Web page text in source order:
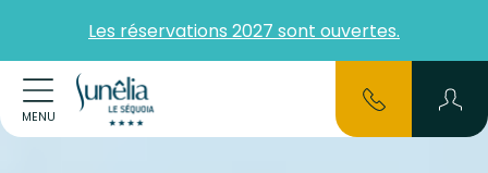
Les réservations 2027 sont ouvertes.
MENU